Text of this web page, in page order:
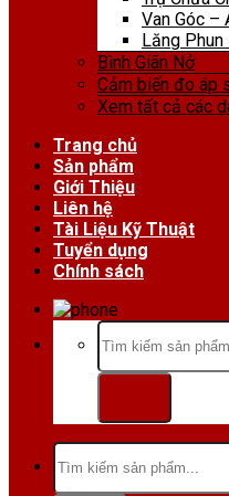
Van Góc –
Lăng
Bình Giãn Nở
Cảm biến đo áp
Xem tất cả các
Trang chủ
Sản phẩm
Giới Thiệu
Liên hệ
Tài Liệu Kỹ Thuật
Tuyển dụng
Chính sách
Tìm
kiếm:
Tìm
kiếm: